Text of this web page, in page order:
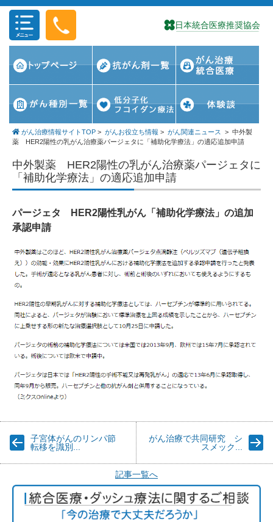
コンテンツに移動
がん治療情報サイトTOP >がんお役立ち情報 >がん関連ニュース >中外製
薬 HER2陽性の乳がん治療薬パージェタに「補助化学療法」の適応追加申請
中外製薬 HER2陽性の乳がん治療薬パージェタに
「補助化学療法」の適応追加申請
パージェタ HER2陽性乳がん「補助化学療法」の追加
承認申請
子宮体がんのリンパ節
転移を識別...
がん治療で共同研究 シ
スメック...
記事一覧へ